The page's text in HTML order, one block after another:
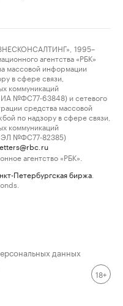
1995–
агентства «РБК»
массовой информации
в сфере связи,
коммуникаций
ИА №ФС77-63848) и сетевого
средства массовой
по надзору в сфере связи,
коммуникаций
ЭЛ №ФС77-82385)
агентство «РБК».
Петербургская биржа
данных
18+